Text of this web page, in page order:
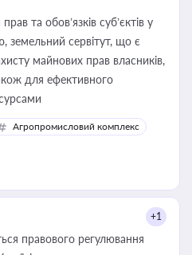
та обов’язків суб’єктів у
земельний сервітут, що є
майнових прав власників,
для ефективного
Агропромисловий комплекс
+1
правового регулювання